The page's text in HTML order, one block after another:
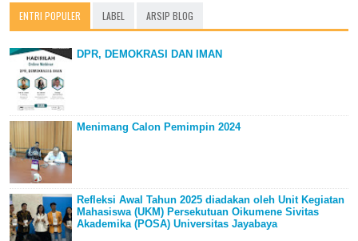
ENTRI POPULER LABEL ARSIP BLOG
DPR, DEMOKRASI DAN IMAN
Menimang Calon Pemimpin 2024
Refleksi Awal Tahun 2025 diadakan oleh Unit Kegiatan
Mahasiswa (UKM) Persekutuan Oikumene Sivitas
Akademika (POSA) Universitas Jayabaya